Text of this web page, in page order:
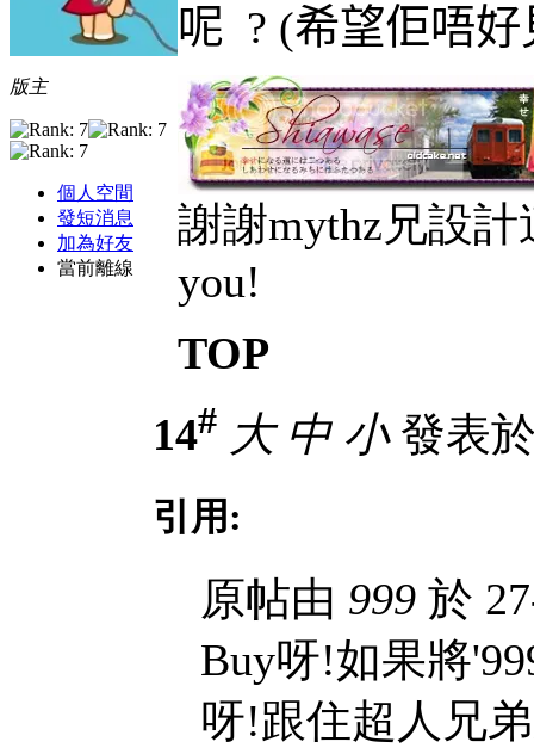
版主
個人空間
發短消息
加為好友
當前離線
呢 ? (希望佢唔好
謝謝mythz兄設
you!
TOP
14# 大 中 小發表
引用:
原帖由 999 於
Buy呀!如果將
呀!跟住超人兄